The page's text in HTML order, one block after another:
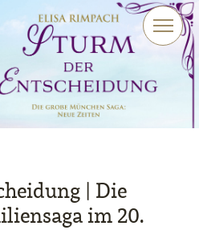
| Die
im 20.